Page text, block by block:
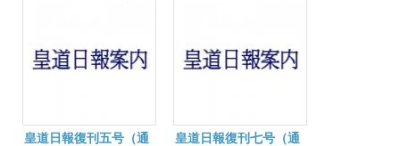
皇道日報復刊五号（通
皇道日報復刊七号（通